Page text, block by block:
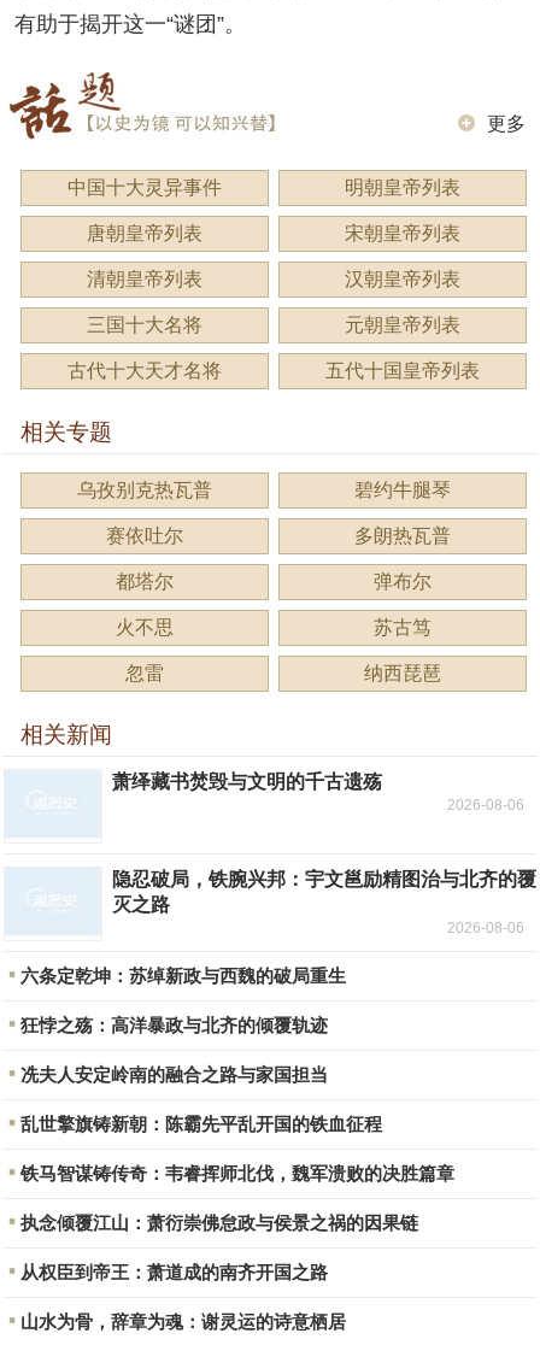
有助于揭开这一“谜团”。
更多
中国十大灵异事件 明朝皇帝列表
唐朝皇帝列表 宋朝皇帝列表
清朝皇帝列表 汉朝皇帝列表
三国十大名将 元朝皇帝列表
古代十大天才名将 五代十国皇帝列表
相关专题
乌孜别克热瓦普 碧约牛腿琴
赛依吐尔 多朗热瓦普
都塔尔 弹布尔
火不思 苏古笃
忽雷 纳西琵琶
相关新闻
萧绎藏书焚毁与文明的千古遗殇
2026-08-06
隐忍破局，铁腕兴邦：宇文邕励精图治与北齐的覆
灭之路
2026-08-06
六条定乾坤：苏绰新政与西魏的破局重生
狂悖之殇：高洋暴政与北齐的倾覆轨迹
冼夫人安定岭南的融合之路与家国担当
乱世擎旗铸新朝：陈霸先平乱开国的铁血征程
铁马智谋铸传奇：韦睿挥师北伐，魏军溃败的决胜篇章
执念倾覆江山：萧衍崇佛怠政与侯景之祸的因果链
从权臣到帝王：萧道成的南齐开国之路
山水为骨，辞章为魂：谢灵运的诗意栖居